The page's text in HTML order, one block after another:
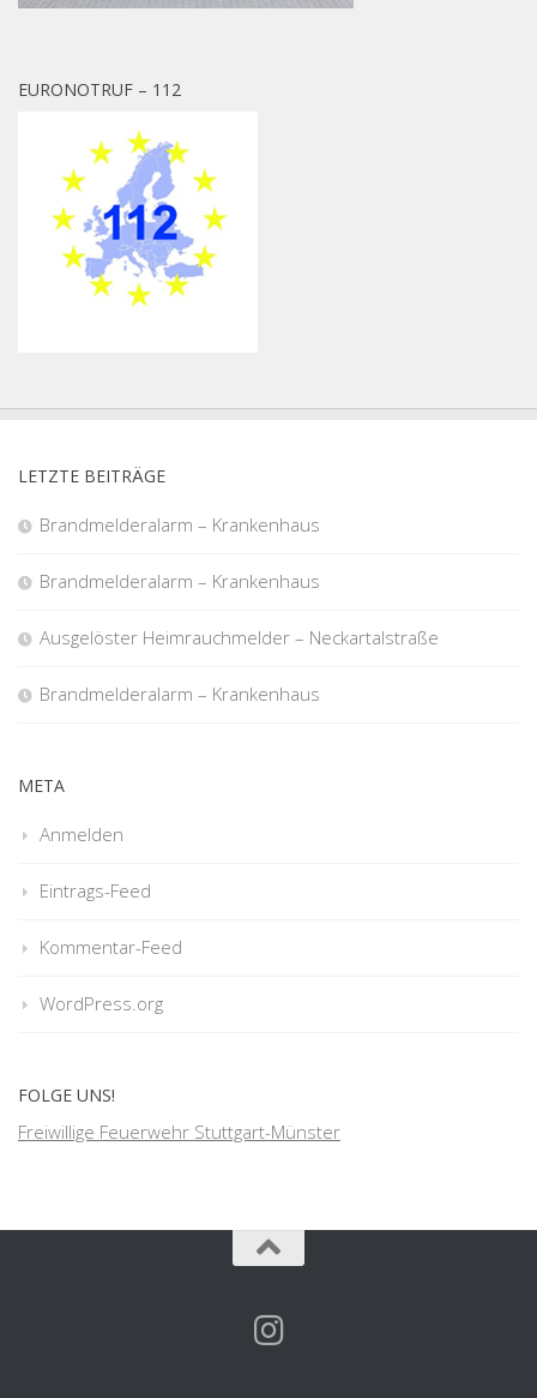
EURONOTRUF – 112
LETZTE BEITRÄGE
Brandmelderalarm – Krankenhaus
Brandmelderalarm – Krankenhaus
Ausgelöster Heimrauchmelder – Neckartalstraße
Brandmelderalarm – Krankenhaus
META
Anmelden
Eintrags-Feed
Kommentar-Feed
WordPress.org
FOLGE UNS!
Freiwillige Feuerwehr Stuttgart-Münster